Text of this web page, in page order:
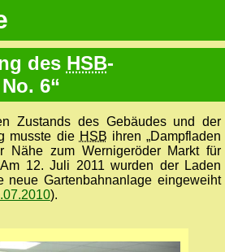
des HSB-
6“
Zustands des Gebäudes und der
musste die HSB ihren „Dampfladen
Nähe zum Wernigeröder Markt für
12. Juli 2011 wurden der Laden
neue Gartenbahnanlage eingeweiht
).